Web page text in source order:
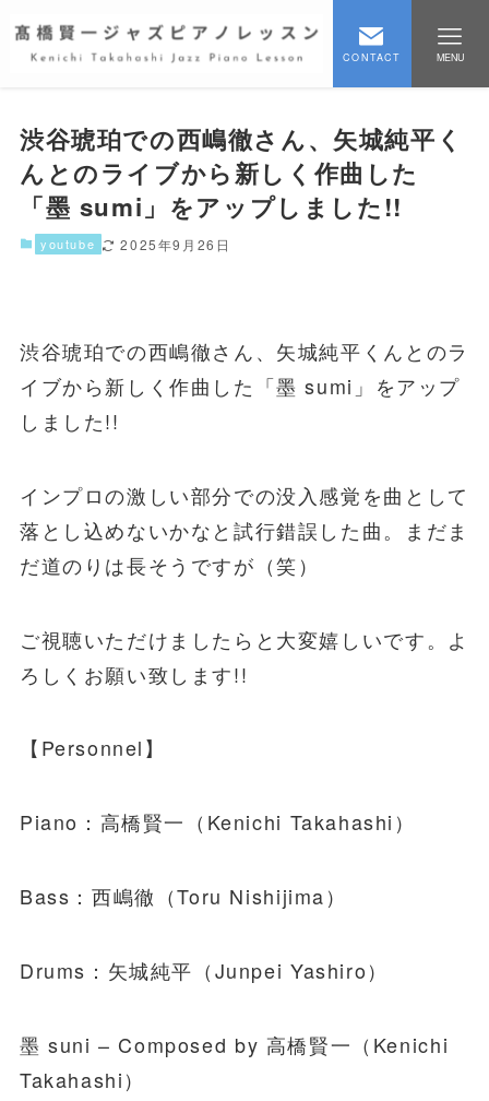
CONTACT MENU
渋谷琥珀での西嶋徹さん、矢城純平く
んとのライブから新しく作曲した
「墨 sumi」をアップしました!!
youtube 2025年9月26日
渋谷琥珀での西嶋徹さん、矢城純平くんとのラ
イブから新しく作曲した「墨 sumi」をアップ
しました!!
インプロの激しい部分での没入感覚を曲として
落とし込めないかなと試行錯誤した曲。まだま
だ道のりは長そうですが（笑）
ご視聴いただけましたらと大変嬉しいです。よ
ろしくお願い致します!!
【Personnel】
Piano：高橋賢一（Kenichi Takahashi）
Bass：西嶋徹（Toru Nishijima）
Drums：矢城純平（Junpei Yashiro）
墨 suni – Composed by 高橋賢一（Kenichi
Takahashi）